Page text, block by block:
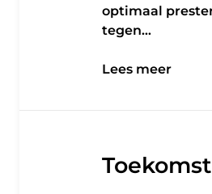
optimaal
tegen…
Lees meer